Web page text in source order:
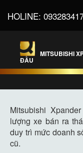
HOLINE:
MITSUBISHI
ĐẦU
Mitsubishi
lượng xe bán ra
duy trì mức doanh
cũ.